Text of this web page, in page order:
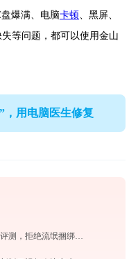
爆满、电脑卡顿、黑屏、
等问题，都可以使用金山
，用电脑医生修复
2026装机严选：电脑端音乐播放器评测，拒绝流氓捆绑，还原极致无损心流音质